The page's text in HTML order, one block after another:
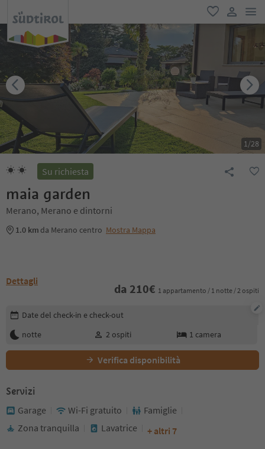
favoriti
user link
1/28
Su richiesta
maia garden
Merano, Merano e dintorni
1.0 km da Merano centro Mostra Mappa
Dettagli
da 210€ 1 appartamento / 1 notte / 2 ospiti
Modifica i dettagli della prenotazione
Date del check-in e check-out
notte
2 ospiti 1 camera
Verifica disponibilità
Servizi
Garage Wi-Fi gratuito
Famiglie
Zona tranquilla
Lavatrice + altri 7